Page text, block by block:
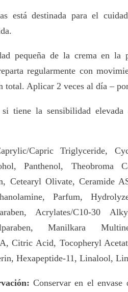
está destinada para el
pequeña de la crema en
regularmente con
total. Aplicar 2 veces al día –
tiene la sensibilidad elevada
Capric Triglyceride,
Panthenol, Theobroma
Cetearyl Olivate, Ceramide
Parfum,
Acrylates/C10-30
Manilkara
Citric Acid, Tocopheryl
Hexapeptide-11, Linalool,
Conservar en el